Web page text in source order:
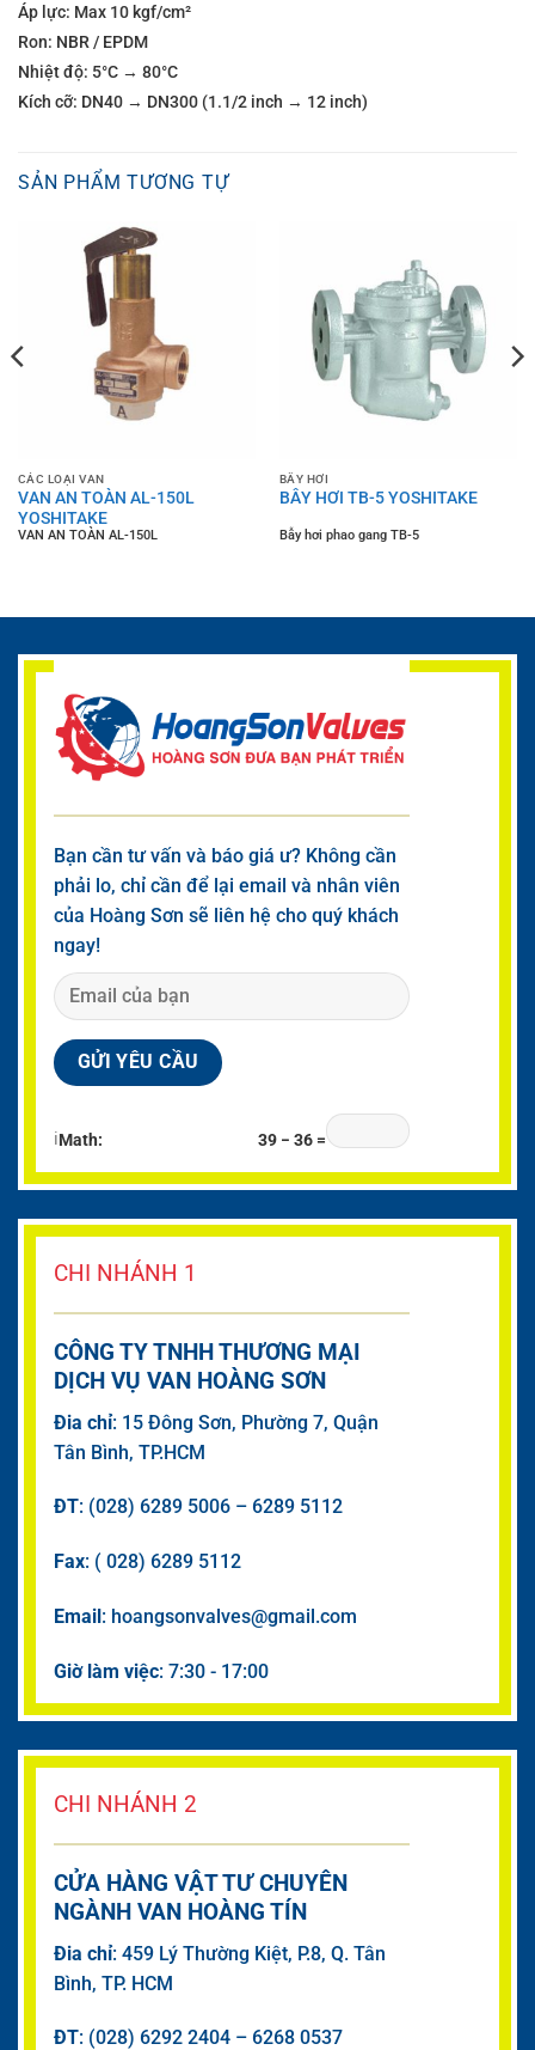
Áp lực: Max 10 kgf/cm²
Ron: NBR / EPDM
Nhiệt độ: 5°C → 80°C
Kích cỡ: DN40 → DN300 (1.1/2 inch → 12 inch)
SẢN PHẨM TƯƠNG TỰ
CÁC LOẠI VAN
VAN AN TOÀN AL-150L
YOSHITAKE
VAN AN TOÀN AL-150L
BẪY HƠI
BẪY HƠI TB-5 YOSHITAKE
Bẫy hơi phao gang TB-5
Bạn cần tư vấn và báo giá ư? Không cần
phải lo, chỉ cần để lại email và nhân viên
của Hoàng Sơn sẽ liên hệ cho quý khách
ngay!
ℹMath: 39 − 36 =
CHI NHÁNH 1
CÔNG TY TNHH THƯƠNG MẠI
DỊCH VỤ VAN HOÀNG SƠN
Đia chỉ: 15 Đông Sơn, Phường 7, Quận
Tân Bình, TP.HCM
ĐT: (028) 6289 5006 – 6289 5112
Fax: ( 028) 6289 5112
Email: hoangsonvalves@gmail.com
Giờ làm việc: 7:30 - 17:00
CHI NHÁNH 2
CỬA HÀNG VẬT TƯ CHUYÊN
NGÀNH VAN HOÀNG TÍN
Đia chỉ: 459 Lý Thường Kiệt, P.8, Q. Tân
Bình, TP. HCM
ĐT: (028) 6292 2404 – 6268 0537